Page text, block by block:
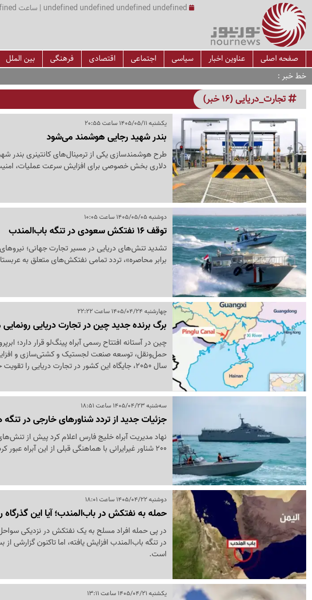
undefined undefined undefined undefined | ساعت undefined:undefined
صفحه اصلی عناوین اخبار سیاسی اجتماعی اقتصادی فرهنگی بین الملل
خط خبر
تجارت_دریایی (16 خبر)
یکشنبه 1405/05/11 ساعت 20:55
بندر شهید رجایی هوشمند می‌شود
دلاری بخش خصوصی برای افزایش سرعت عملیات،
دوشنبه 1405/05/05 ساعت 10:05
توقف 16 نفتکش سعودی در تنگه باب‌المندب
تشدید تنش‌های دریایی در مسیر تجارت جهانی؛
برابر محاصره»، تردد تمامی نفتکش‌های متعلق به
چهارشنبه 1405/04/24 ساعت 22:22
برگ برنده جدید چین در تجارت دریایی
چین در آستانه افتتاح رسمی آبراه پینگ‌لو قرار دارد؛
سال 2050، جایگاه این کشور در تجارت دریایی را تقویت خواهد کرد.
سه‌شنبه 1405/04/23 ساعت 18:51
جزئیات جدید از تردد شناورهای خارجی در
نهاد مدیریت آبراه خلیج فارس اعلام کرد پیش از
200 شناور غیرایرانی با هماهنگی قبلی از این آبراه عبور کرده بودند.
دوشنبه 1405/04/22 ساعت 18:01
حمله به نفتکش در باب‌المندب؛ آیا این
در پی حمله افراد مسلح به یک نفتکش در نزدیکی سواحل
در تنگه باب‌المندب افزایش یافته، اما تاکنون گزارشی
است.
یکشنبه 1405/04/21 ساعت 13:11